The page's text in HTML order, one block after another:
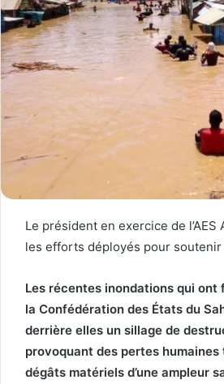
Le président en exercice de l’AES
les efforts déployés pour
Les récentes inondations qui ont
la Confédération des États du
derrière elles un sillage de
provoquant des pertes
dégâts matériels d’une ampleur